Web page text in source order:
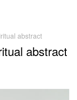
abstract
abstract